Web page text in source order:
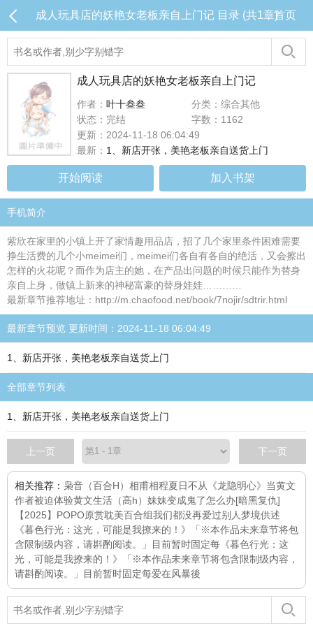
成人玩具店的妖艳女老板亲自上门记 目录 (共1章)首页
成人玩具店的妖艳女老板亲自上门记
作者： 叶十叁叁
分类：综合其他
状态：完结
字数：1162
更新：2024-11-18 06:04:49
最新： 1、新店开张，美艳老板亲自送货上门
开始阅读 加入书架
手机简介
紫欣在家里的小镇上开了家情趣用品店，招了几个家里条件困难需要
挣生活费的几个小meimei们，meimei们各自有各自的绝活，又会擦出
怎样的火花呢？而作为店主的她，在产品出问题的时候只能作为替身
亲自上身，做镇上新来的神秘富豪的替身娃娃…………
最新章节推荐地址：http://m.chaofood.net/book/7nojir/sdtrir.html
最新章节预览 更新时间：2024-11-18 06:04:49
1、新店开张，美艳老板亲自送货上门
全部章节列表
1、新店开张，美艳老板亲自送货上门
上一页 下一页
相关推荐： 枭音（百合H） 相甫相程夏日不从 《龙隐明心》 当黄文
作者被迫体验黄文生活（高h） 妹妹变成鬼了怎么办[暗黑复仇]
【2025】POPO原赏耽美百合组我们都没再爱过别人梦境供述
《暮色行光：这光，可能是我撩来的！》「※本作品未来章节将包
含限制级内容，请斟酌阅读。」目前暂时固定每 《暮色行光：这
光，可能是我撩来的！》「※本作品未来章节将包含限制级内容，
请斟酌阅读。」目前暂时固定每爱在风暴後